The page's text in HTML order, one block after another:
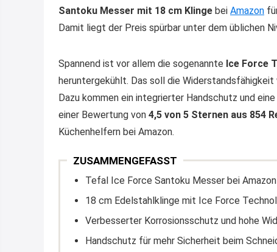
Santoku Messer mit 18 cm Klinge bei Amazon
Damit liegt der Preis spürbar unter dem üblichen
Spannend ist vor allem die sogenannte Ice Force
heruntergekühlt. Das soll die
Dazu kommen ein integrierter Handschutz und
einer Bewertung von 4,5 von 5 Sternen aus 854
Küchenhelfern bei Amazon.
ZUSAMMENGEFASST
Tefal Ice Force Santoku Messer bei
18 cm Edelstahlklinge mit Ice Force
Verbesserter Korrosionsschutz und hohe
Handschutz für mehr Sicherheit beim